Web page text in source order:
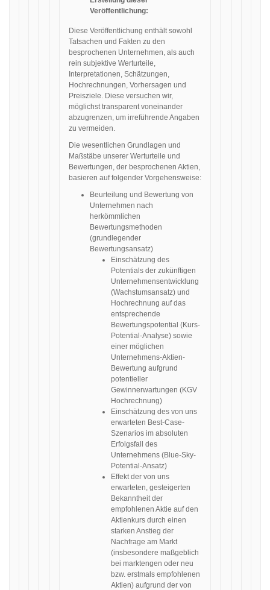
Veröffentlichung:
Diese Veröffentlichung enthält sowohl
Tatsachen und Fakten zu den
besprochenen Unternehmen, als auch
rein subjektive Werturteile,
Interpretationen, Schätzungen,
Hochrechnungen, Vorhersagen und
Preisziele. Diese versuchen wir,
möglichst transparent voneinander
abzugrenzen, um irreführende Angaben
zu vermeiden.
Die wesentlichen Grundlagen und
Maßstäbe unserer Werturteile und
Bewertungen, der besprochenen Aktien,
basieren auf folgender Vorgehensweise:
Beurteilung und Bewertung von
Unternehmen nach
herkömmlichen
Bewertungsmethoden
(grundlegender
Bewertungsansatz)
Einschätzung des
Potentials der zukünftigen
Unternehmensentwicklung
(Wachstumsansatz) und
Hochrechnung auf das
entsprechende
Bewertungspotential (Kurs-
Potential-Analyse) sowie
einer möglichen
Unternehmens-Aktien-
Bewertung aufgrund
potentieller
Gewinnerwartungen (KGV
Hochrechnung)
Einschätzung des von uns
erwarteten Best-Case-
Szenarios im absoluten
Erfolgsfall des
Unternehmens (Blue-Sky-
Potential-Ansatz)
Effekt der von uns
erwarteten, gesteigerten
Bekanntheit der
empfohlenen Aktie auf den
Aktienkurs durch einen
starken Anstieg der
Nachfrage am Markt
(insbesondere maßgeblich
bei marktengen oder neu
bzw. erstmals empfohlenen
Aktien) aufgrund der von